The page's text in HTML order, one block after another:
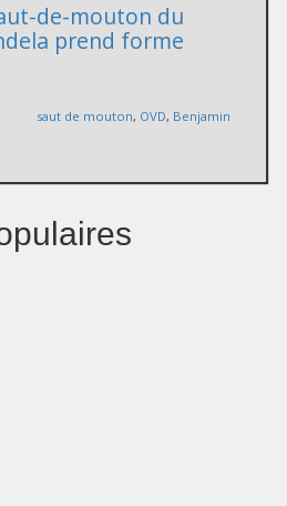
de-mouton du
prend forme
saut de mouton, OVD, Benjamin